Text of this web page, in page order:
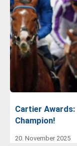
Cartier
Champion!
20. November 2025